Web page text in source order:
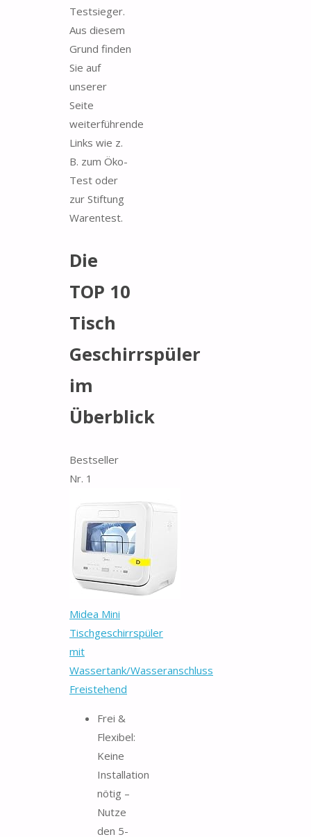
Testsieger.
Aus diesem
Grund finden
Sie auf
unserer
Seite
weiterführende
Links wie z.
B. zum Öko-
Test oder
zur Stiftung
Warentest.
Die
TOP 10
Tisch
Geschirrspüler
im
Überblick
Bestseller
Nr. 1
Midea Mini
Tischgeschirrspüler
mit
Wassertank/Wasseranschluss
Freistehend
Frei &
Flexibel:
Keine
Installation
nötig –
Nutze
den 5-